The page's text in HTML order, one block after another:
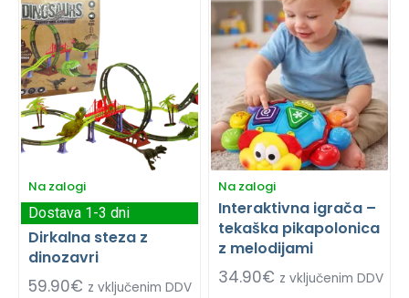
Na zalogi
Dirkalna steza z
dinozavri
59.90€ z vključenim DDV
Dostava 1-3 dni
Na zalogi
Interaktivna igrača –
tekaška pikapolonica
z melodijami
34.90€ z vključenim DDV